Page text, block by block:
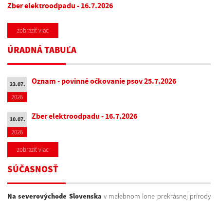
Zber elektroodpadu - 16.7.2026
zobraziť viac
ÚRADNÁ TABUĽA
23.07.
2026
Oznam - povinné očkovanie psov 25.7.2026
10.07.
2026
Zber elektroodpadu - 16.7.2026
zobraziť viac
SÚČASNOSŤ
Na severovýchode Slovenska v malebnom lone prekrásnej prírody